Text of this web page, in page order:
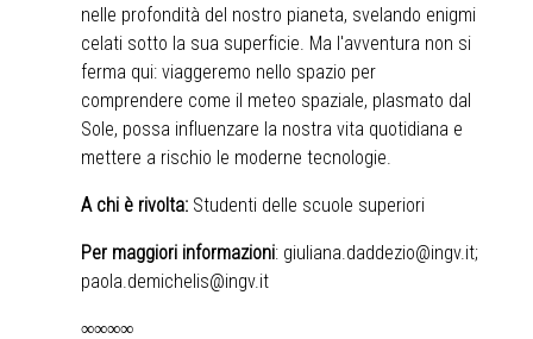
nelle profondità del nostro pianeta, svelando enigmi
celati sotto la sua superficie. Ma l'avventura non si
ferma qui: viaggeremo nello spazio per
comprendere come il meteo spaziale, plasmato dal
Sole, possa influenzare la nostra vita quotidiana e
mettere a rischio le moderne tecnologie.
A chi è rivolta: Studenti delle scuole superiori
Per maggiori informazioni: giuliana.daddezio@ingv.it;
paola.demichelis@ingv.it
∞∞∞∞